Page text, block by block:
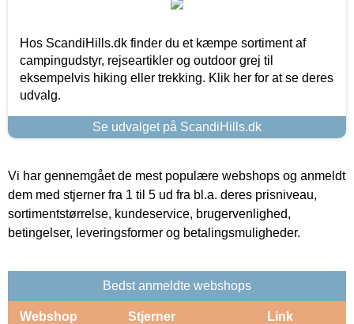
Hos ScandiHills.dk finder du et kæmpe sortiment af
campingudstyr, rejseartikler og outdoor grej til
eksempelvis hiking eller trekking. Klik her for at se deres
udvalg.
Se udvalget på ScandiHills.dk
Vi har gennemgået de mest populære webshops og anmeldt
dem med stjerner fra 1 til 5 ud fra bl.a. deres prisniveau,
sortimentstørrelse, kundeservice, brugervenlighed,
betingelser, leveringsformer og betalingsmuligheder.
Bedst anmeldte webshops
Webshop Stjerner Link